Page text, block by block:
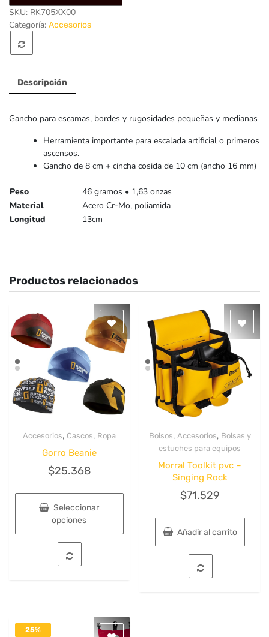
Singing
Rock
SKU: RK705XX00
Categoría: Accesorios
Descripción
Gancho para escamas, bordes y rugosidades pequeñas y medianas
Herramienta importante para escalada artificial o primeros
ascensos.
Gancho de 8 cm + cincha cosida de 10 cm (ancho 16 mm)
Peso
46 gramos • 1,63 onzas
Material
Acero Cr-Mo, poliamida
Longitud
13cm
Productos relacionados
Accesorios, Cascos, Ropa
Gorro Beanie
$25.368
Seleccionar
opciones
Este
producto
tiene
Quick View
Bolsos, Accesorios, Bolsas y
estuches para equipos
Morral Toolkit pvc –
Singing Rock
$71.529
Añadir al carrito
25%